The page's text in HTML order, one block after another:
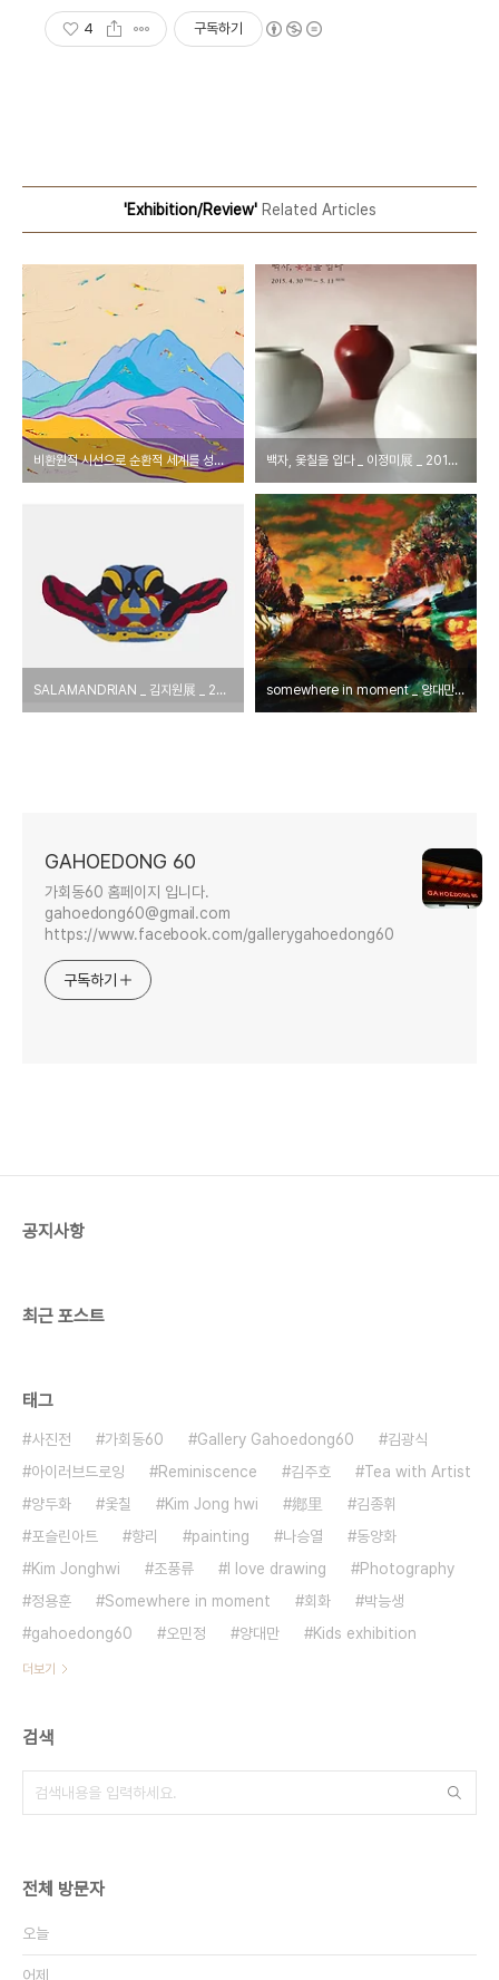
4 구독하기
'Exhibition/Review'Related Articles
비환원적 시선으로 순환적 세계를 성찰하다 _ 김민선 展 _ 2015_0515 ▶ 0521 백자, 옻칠을 입다 _ 이정미展 _ 2015_0430 ▶ 0511
SALAMANDRIAN _ 김지원展 _ 2015_0409 ▶ 0417 somewhere in moment _ 양대만展 _ 2015_0325 ▶ 0407
GAHOEDONG 60
가회동60 홈페이지 입니다.
gahoedong60@gmail.com
https://www.facebook.com/gallerygahoedong60
구독하기
공지사항
최근 포스트
태그
사진전 가회동60 Gallery Gahoedong60
김광식
아이러브드로잉
Reminiscence 김주호
Tea with Artist
양두화
옻칠 Kim Jong hwi 鄕里
김종휘
포슬린아트
향리 painting 나승열
동양화
Kim Jonghwi
조풍류 I love drawing
Photography
정용훈
Somewhere in moment 회화
박능생
gahoedong60
오민정 양대만 Kids exhibition
더보기
검색
전체 방문자
오늘
어제